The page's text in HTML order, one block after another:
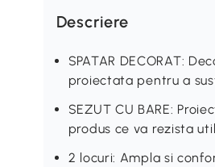
Descriere
SPATAR DECORAT:
proiectata pentru a
SEZUT CU BARE:
produs ce va rezista
2 locuri: Ampla si